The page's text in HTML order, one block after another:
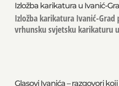
Izložba karikatura u Ivanić-
Izložba karikatura Ivanić-
vrhunsku svjetsku karikaturu
Glasovi Ivanića – razgovori